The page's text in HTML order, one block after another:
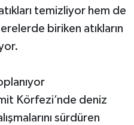
temizliyor hem de
biriken atıkların
Körfezi’nde deniz
sürdüren